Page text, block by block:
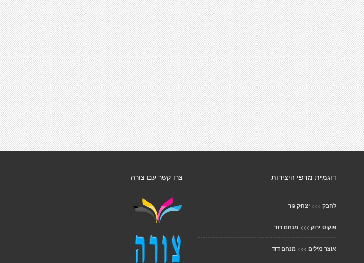
צרו קשר עם צורה דוגמית מדפי היצירות
לחבק >>> יצחק גור
פוקוס ירוק >>> מנחם דוד
אוצר מילים >>> מנחם דוד